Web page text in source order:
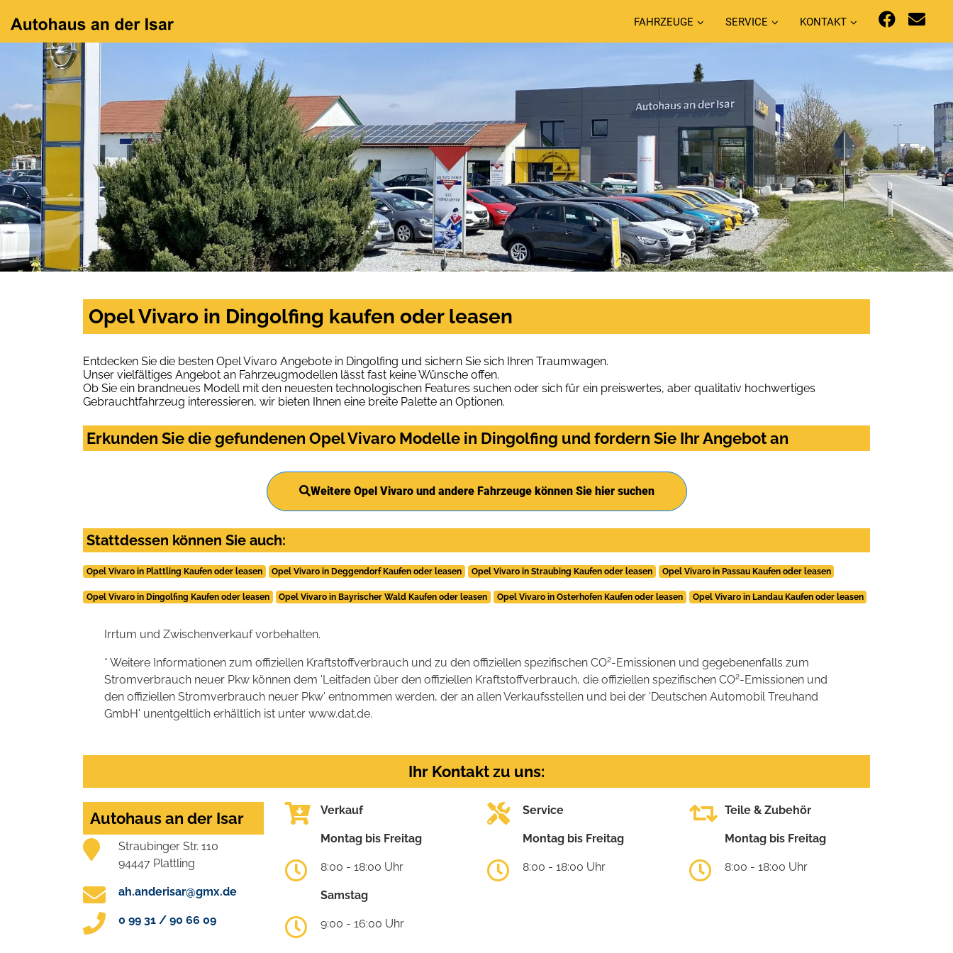
FAHRZEUGE SERVICE KONTAKT
Opel Vivaro in Dingolfing kaufen oder leasen
Entdecken Sie die besten Opel Vivaro Angebote in Dingolfing und sichern Sie sich Ihren Traumwagen.
Unser vielfältiges Angebot an Fahrzeugmodellen lässt fast keine Wünsche offen.
Ob Sie ein brandneues Modell mit den neuesten technologischen Features suchen oder sich für ein preiswertes, aber qualitativ hochwertiges
Gebrauchtfahrzeug interessieren, wir bieten Ihnen eine breite Palette an Optionen.
Erkunden Sie die gefundenen Opel Vivaro Modelle in Dingolfing und fordern Sie Ihr Angebot an
Weitere Opel Vivaro und andere Fahrzeuge können Sie hier suchen
Stattdessen können Sie auch:
Opel Vivaro in Plattling Kaufen oder leasen Opel Vivaro in Deggendorf Kaufen oder leasen Opel Vivaro in Straubing Kaufen oder leasen Opel Vivaro in Passau Kaufen oder leasen
Opel Vivaro in Dingolfing Kaufen oder leasen Opel Vivaro in Bayrischer Wald Kaufen oder leasen Opel Vivaro in Osterhofen Kaufen oder leasen Opel Vivaro in Landau Kaufen oder leasen
Irrtum und Zwischenverkauf vorbehalten.
* Weitere Informationen zum offiziellen Kraftstoffverbrauch und zu den offiziellen spezifischen CO2-Emissionen und gegebenenfalls zum
Stromverbrauch neuer Pkw können dem 'Leitfaden über den offiziellen Kraftstoffverbrauch, die offiziellen spezifischen CO2-Emissionen und
den offiziellen Stromverbrauch neuer Pkw' entnommen werden, der an allen Verkaufsstellen und bei der 'Deutschen Automobil Treuhand
GmbH' unentgeltlich erhältlich ist unter www.dat.de.
Ihr Kontakt zu uns:
Autohaus an der Isar
Straubinger Str. 110
94447 Plattling
ah.anderisar@gmx.de
0 99 31 / 90 66 09
Verkauf
Montag bis Freitag
8:00 - 18:00 Uhr
Samstag
9:00 - 16:00 Uhr
Service
Montag bis Freitag
8:00 - 18:00 Uhr
Teile & Zubehör
Montag bis Freitag
8:00 - 18:00 Uhr